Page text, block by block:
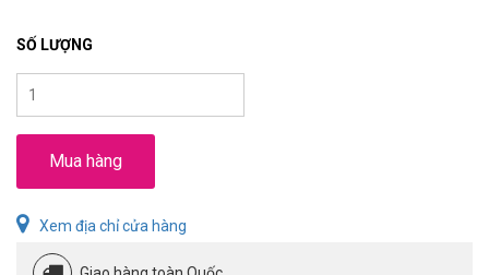
SỐ LƯỢNG
Mua hàng
Xem địa chỉ cửa hàng